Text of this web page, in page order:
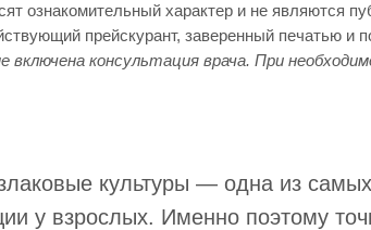
ознакомительный характер и не являются
прейскурант, заверенный печатью
включена консультация врача. При
культуры — одна из
у взрослых. Именно поэтому